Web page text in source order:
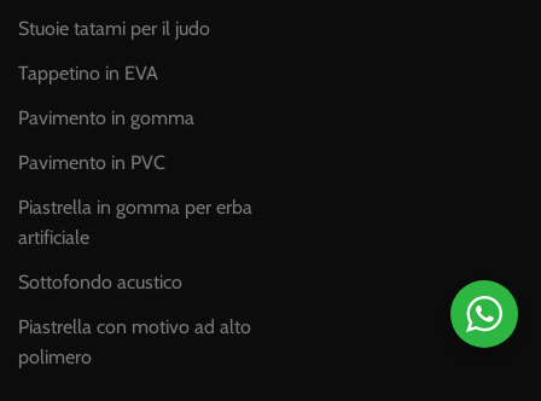
Stuoie tatami per il judo
Tappetino in EVA
Pavimento in gomma
Pavimento in PVC
Piastrella in gomma per erba
artificiale
Sottofondo acustico
Piastrella con motivo ad alto
polimero